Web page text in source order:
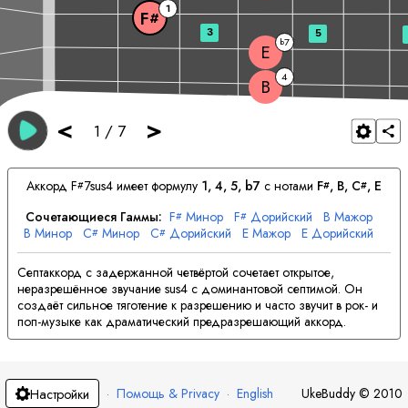
< 1 / 7 >
B 4
E b7
F# 1
3 5
АккордF#7sus4 имеет формулу 1, 4, 5, b7с нотами F#, B, C#, E
Сочетающиеся Гаммы: F# Минор F# Дорийский B Мажор
B Минор C# Минор C# Дорийский E Мажор E Дорийский
Септаккорд с задержанной четвёртой сочетает открытое,
неразрешённое звучание sus4 с доминантовой септимой. Он
создаёт сильное тяготение к разрешению и часто звучит в рок- и
поп-музыке как драматический предразрешающий аккорд.
Настройки · Помощь & Privacy · English UkeBuddy © 2010